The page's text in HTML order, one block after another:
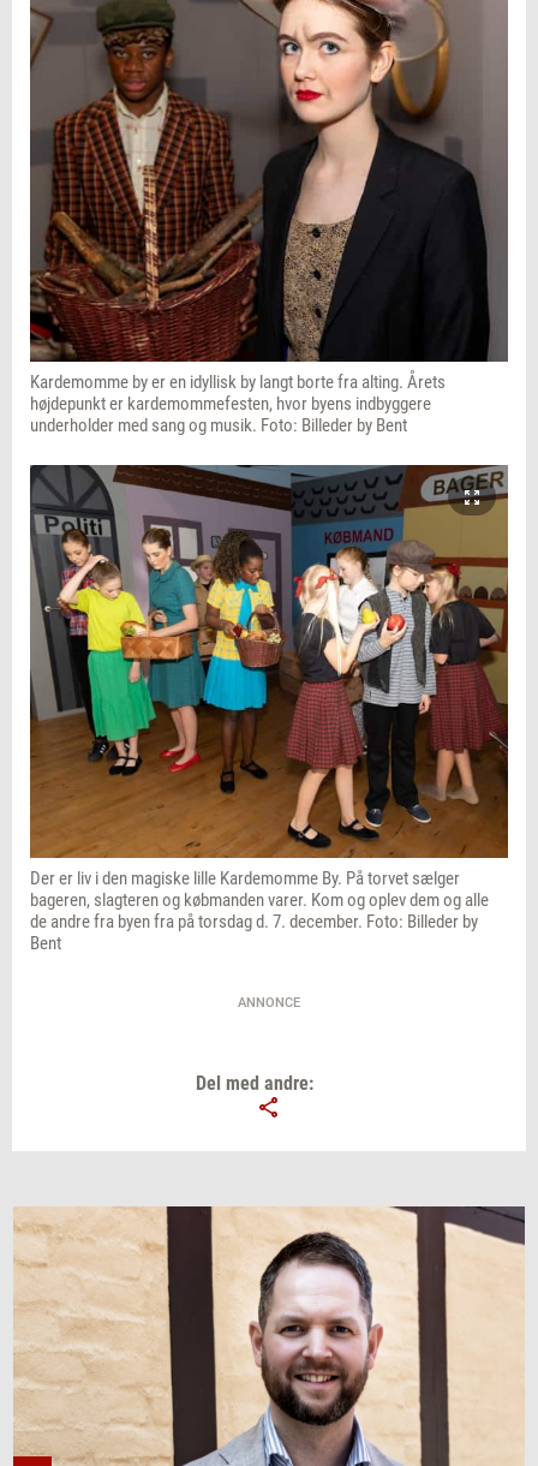
Kardemomme by er en idyllisk by langt borte fra alting. Årets
højdepunkt er kardemommefesten, hvor byens indbyggere
underholder med sang og musik. Foto: Billeder by Bent
Der er liv i den magiske lille Kardemomme By. På torvet sælger
bageren, slagteren og købmanden varer. Kom og oplev dem og alle
de andre fra byen fra på torsdag d. 7. december. Foto: Billeder by
Bent
ANNONCE
Del med andre: